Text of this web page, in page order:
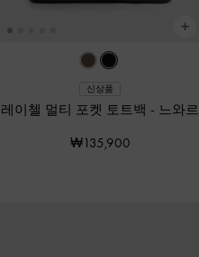
신상품
레이첼 멀티 포켓 토트백 - 느와르
₩135,900